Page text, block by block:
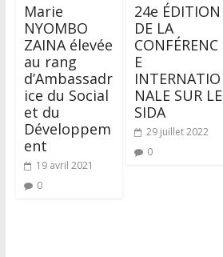
Marie
NYOMBO
ZAINA élevée
au rang
d’Ambassadr
ice du Social
et du
Développem
ent
19 avril 2021
0
24e ÉDITION
DE LA
CONFÉRENC
E
INTERNATIO
NALE SUR LE
SIDA
29 juillet 2022
0